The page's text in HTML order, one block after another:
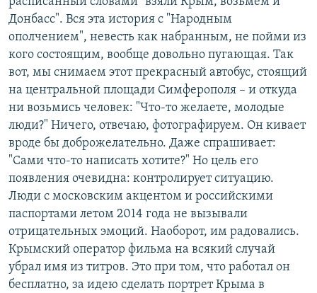
Донбасс". Вся эта история с "Народным
ополчением", невесть как набранным, не пойми из
кого состоящим, вообще довольно пугающая. Так
вот, мы снимаем этот прекрасный автобус, стоящий
на центральной площади Симферополя – и откуда
ни возьмись человек: "Что-то желаете, молодые
люди?" Ничего, отвечаю, фотографируем. Он кивает
вроде бы доброжелательно. Даже спрашивает:
"Сами что-то написать хотите?" Но цель его
появления очевидна: контролирует ситуацию.
Люди с московским акцентом и российскими
паспортами летом 2014 года не вызывали
отрицательных эмоций. Наоборот, им радовались.
Крымский оператор фильма на всякий случай
убрал имя из титров. Это при том, что работал он
бесплатно, за идею сделать портрет Крыма в